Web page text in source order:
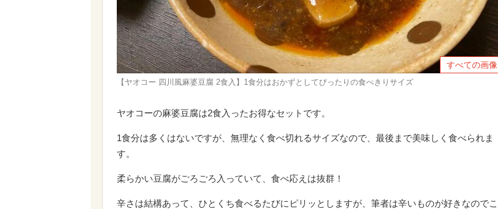
すべての画像
【ヤオコー 四川風麻婆豆腐 2食入】1食分はおかずとしてぴったりの食べきりサイズ
ヤオコーの麻婆豆腐は2食入ったお得なセットです。
1食分は多くはないですが、無理なく食べ切れるサイズなので、最後まで美味しく食べられま
す。
柔らかい豆腐がごろごろ入っていて、食べ応えは抜群！
辛さは結構あって、ひとくち食べるたびにピリッとしますが、筆者は辛いものが好きなのでこ